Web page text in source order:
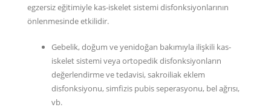
egzersiz eğitimiyle kas-iskelet sistemi disfonksiyonlarının
önlenmesinde etkilidir.
Gebelik, doğum ve yenidoğan bakımıyla ilişkili kas-
iskelet sistemi veya ortopedik disfonksiyonların
değerlendirme ve tedavisi, sakroiliak eklem
disfonksiyonu, simfizis pubis seperasyonu, bel ağrısı,
vb.